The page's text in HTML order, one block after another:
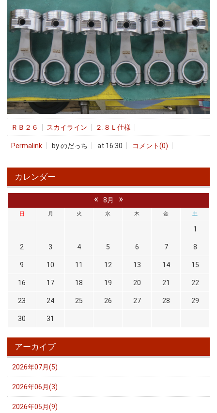
ＲＢ２６ スカイライン ２.８Ｌ仕様
Permalink by のだっち at 16:30 コメント(0)
カレンダー
« 8月 »
日 月 火 水 木 金 土
1
2 3 4 5 6 7 8
9 10 11 12 13 14 15
16 17 18 19 20 21 22
23 24 25 26 27 28 29
30 31
アーカイブ
2026年07月(5)
2026年06月(3)
2026年05月(9)